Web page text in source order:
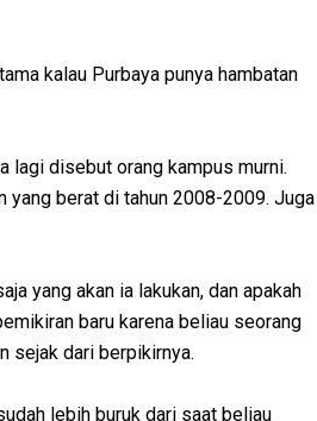
kalau Purbaya punya hambatan
lagi disebut orang kampus murni.
yang berat di tahun 2008-2009. Juga
yang akan ia lakukan, dan apakah
baru karena beliau seorang
sejak dari berpikirnya.
lebih buruk dari saat beliau